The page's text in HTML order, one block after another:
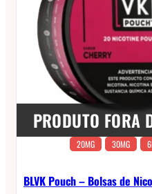
PRODUTO FORA
20MG 30MG
BLVK Pouch – Bolsas de